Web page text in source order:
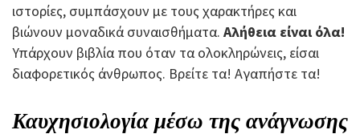
ιστορίες, συμπάσχουν με τους χαρακτήρες και
βιώνουν μοναδικά συναισθήματα. Αλήθεια είναι όλα!
Υπάρχουν βιβλία που όταν τα ολοκληρώνεις, είσαι
διαφορετικός άνθρωπος. Βρείτε τα! Αγαπήστε τα!
Καυχησιολογία μέσω της ανάγνωσης